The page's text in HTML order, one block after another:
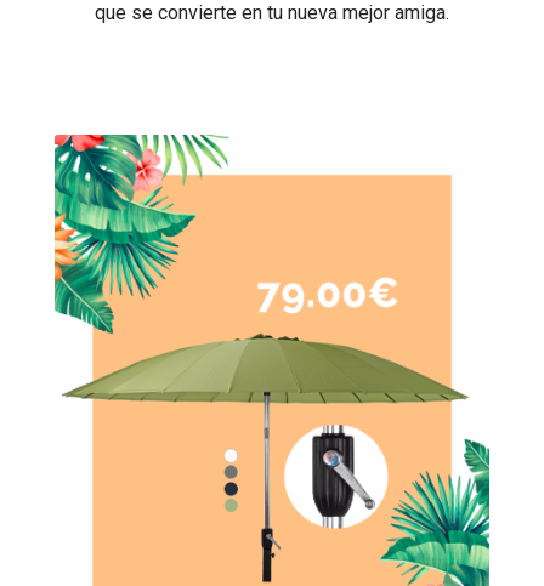
que se convierte en tu nueva mejor amiga.